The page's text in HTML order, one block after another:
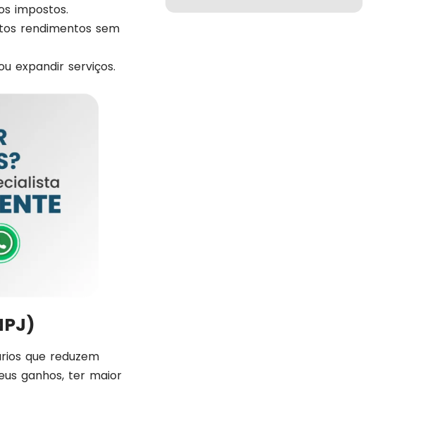
impostos.
rendimentos sem
expandir serviços.
que reduzem
ganhos, ter maior